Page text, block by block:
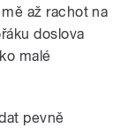
až rachot na
doslova
malé
pevně